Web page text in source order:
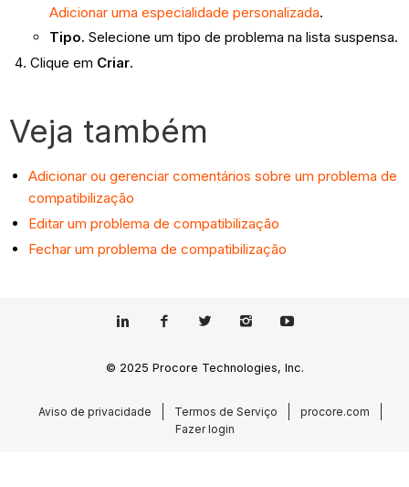
Adicionar uma especialidade personalizada.
Tipo. Selecione um tipo de problema na lista suspensa.
Clique em Criar.
Veja também
Adicionar ou gerenciar comentários sobre um problema de
compatibilização
Editar um problema de compatibilização
Fechar um problema de compatibilização
© 2025 Procore Technologies, Inc.
Aviso de privacidade Termos de Serviço
procore.com
Fazer login